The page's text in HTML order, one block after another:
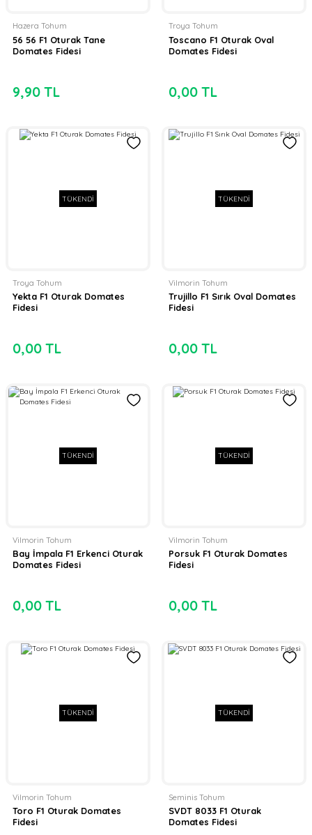
Hazera Tohum
56 56 F1 Oturak Tane
Domates Fidesi
9,90 TL
Troya Tohum
Toscano F1 Oturak Oval
Domates Fidesi
0,00 TL
TÜKENDİ
Troya Tohum
Yekta F1 Oturak Domates
Fidesi
0,00 TL
TÜKENDİ
Vilmorin Tohum
Trujillo F1 Sırık Oval Domates
Fidesi
0,00 TL
TÜKENDİ
Vilmorin Tohum
Bay İmpala F1 Erkenci Oturak
Domates Fidesi
0,00 TL
TÜKENDİ
Vilmorin Tohum
Porsuk F1 Oturak Domates
Fidesi
0,00 TL
TÜKENDİ
Vilmorin Tohum
Toro F1 Oturak Domates
Fidesi
TÜKENDİ
Seminis Tohum
SVDT 8033 F1 Oturak
Domates Fidesi